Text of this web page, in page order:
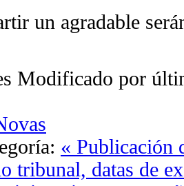
un agradable
Modificado por
«
tribunal, datas de